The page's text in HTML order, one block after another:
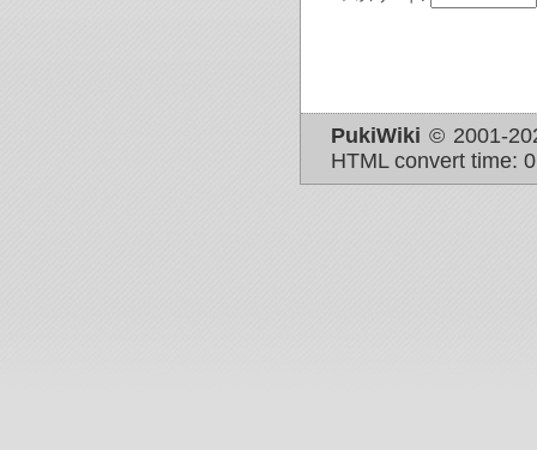
PukiWiki © 2001-
HTML convert time: